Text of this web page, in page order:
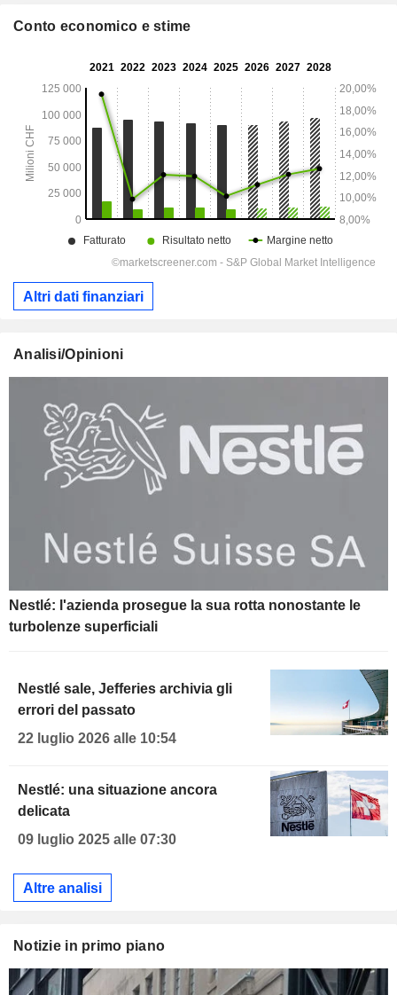
Conto economico e stime
Altri dati finanziari
Analisi/Opinioni
Nestlé: l'azienda prosegue la sua rotta nonostante le
turbolenze superficiali
Nestlé sale, Jefferies archivia gli
errori del passato
22 luglio 2026 alle 10:54
Nestlé: una situazione ancora
delicata
09 luglio 2025 alle 07:30
Altre analisi
Notizie in primo piano